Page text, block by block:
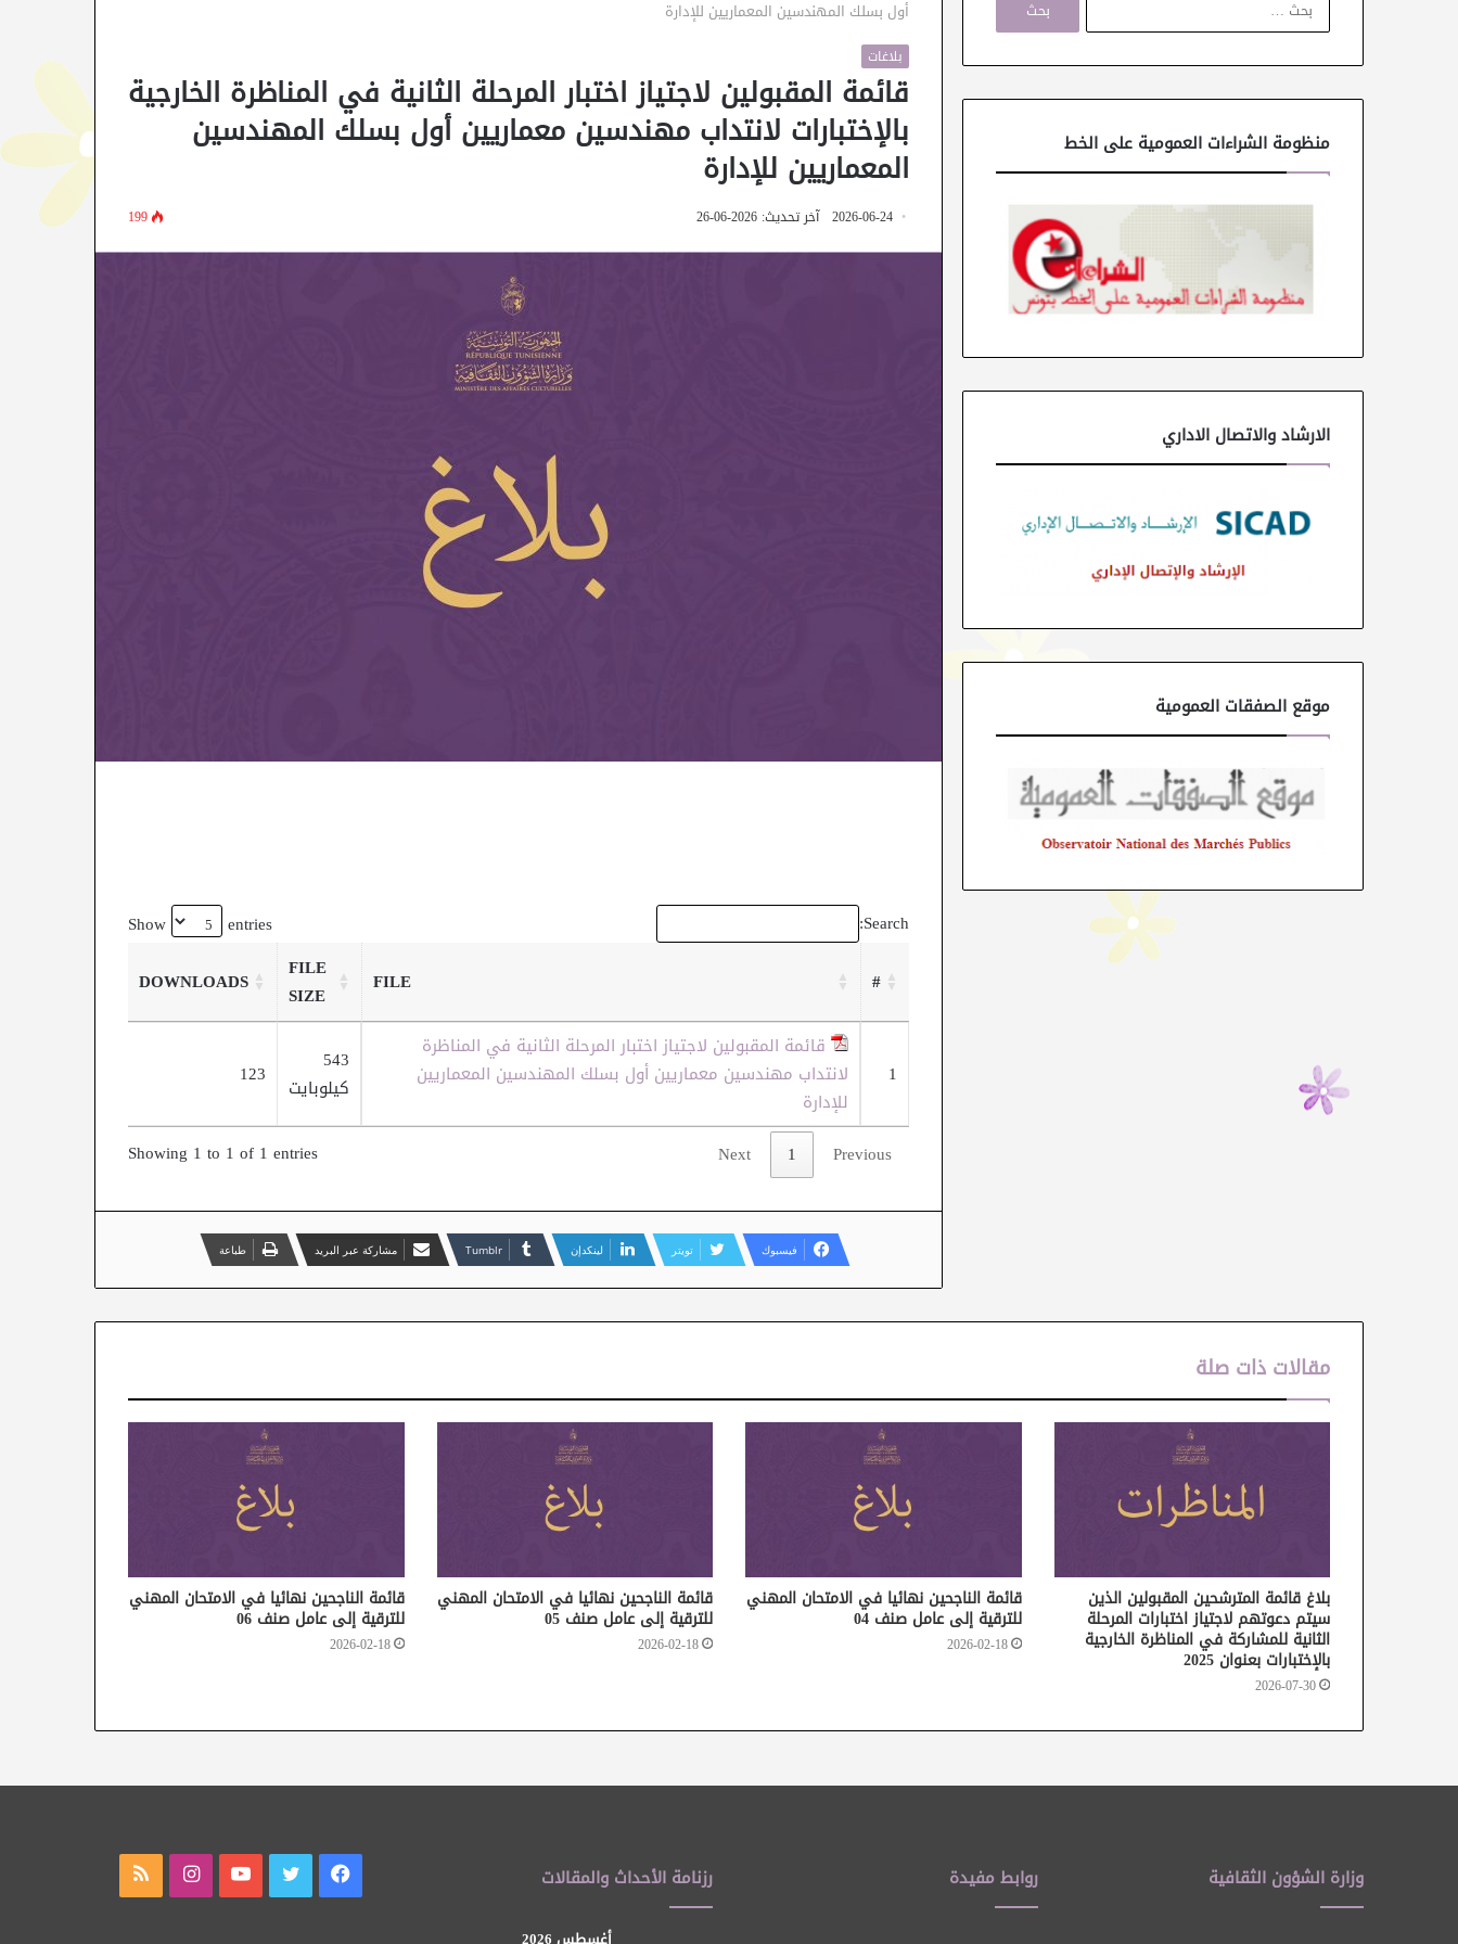
أول بسلك المهندسين المعماريين للإدارة
بلاغات
قائمة المقبولين لاجتياز اختبار المرحلة الثانية في المناظرة الخارجية
بالإختبارات لانتداب مهندسين معماريين أول بسلك المهندسين
المعماريين للإدارة
2026-06-24 آخر تحديث: 2026-06-26 199
Show entries
Search:
#
FILE
FILE
SIZE
DOWNLOADS
1
قائمة المقبولين لاجتياز اختبار المرحلة الثانية في المناظرة
لانتداب مهندسين معماريين أول بسلك المهندسين المعماريين
للإدارة
543
كيلوبايت
123
Showing 1 to 1 of 1 entries Previous
1
Next
فيسبوك تويتر لينكدإن مشاركة عبر البريد طباعة
ح
ن
منظومة الشراءات العمومية على الخط
الارشاد والاتصال الاداري
موقع الصفقات العمومية
مقالات ذات صلة
بلاغ قائمة المترشحين المقبولين الذين
سيتم دعوتهم لاجتياز اختبارات المرحلة
الثانية للمشاركة في المناظرة الخارجية
بالإختبارات بعنوان 2025
2026-07-30
قائمة الناجحين نهائيا في الامتحان المهني
للترقية إلى عامل صنف 04
2026-02-18
قائمة الناجحين نهائيا في الامتحان المهني
للترقية إلى عامل صنف 05
2026-02-18
قائمة الناجحين نهائيا في الامتحان المهني
للترقية إلى عامل صنف 06
2026-02-18
وزارة الشؤون الثقافية روابط مفيدة رزنامة الأحداث والمقالات فيسبوك تويتر يوتيوب انستقرام